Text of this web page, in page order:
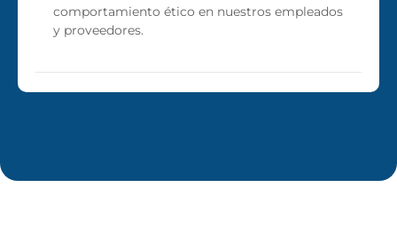
comportamiento ético en nuestros empleados
y proveedores.